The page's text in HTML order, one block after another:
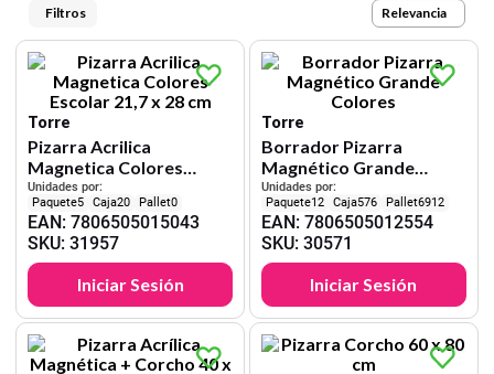
10. lapiz
Relevancia
Torre
Pizarra Acrilica
Magnetica Colores
Escolar 21,7 x 28 cm
Unidades por:
5
20 0
EAN:7806505015043
SKU:31957
Iniciar Sesión
Torre
Borrador Pizarra
Magnético Grande
Colores
Unidades por:
12
576 6912
EAN: 7806505012554
SKU: 30571
Iniciar Sesión